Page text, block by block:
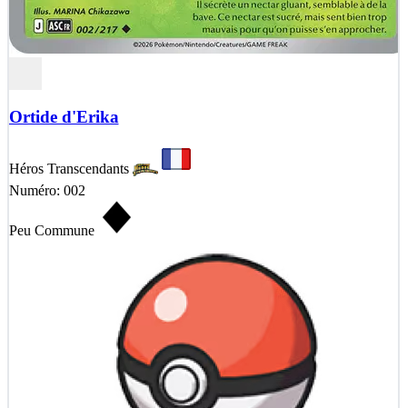
Ortide d'Erika
Héros Transcendants
Numéro: 002
Peu Commune